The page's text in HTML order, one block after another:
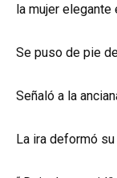
la mujer elegante
Se puso de pie
Señaló a la
La ira deformó